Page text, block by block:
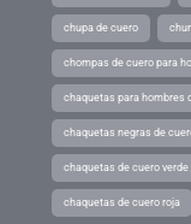
chupa de cuero
chompas de cuero para
chaquetas para hombres
chaquetas negras de
chaquetas de cuero verde
chaquetas de cuero roja